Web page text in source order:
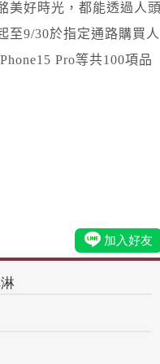
美好時光，都能透過人
至9/30於指定通路購買人
Pro等共100項品